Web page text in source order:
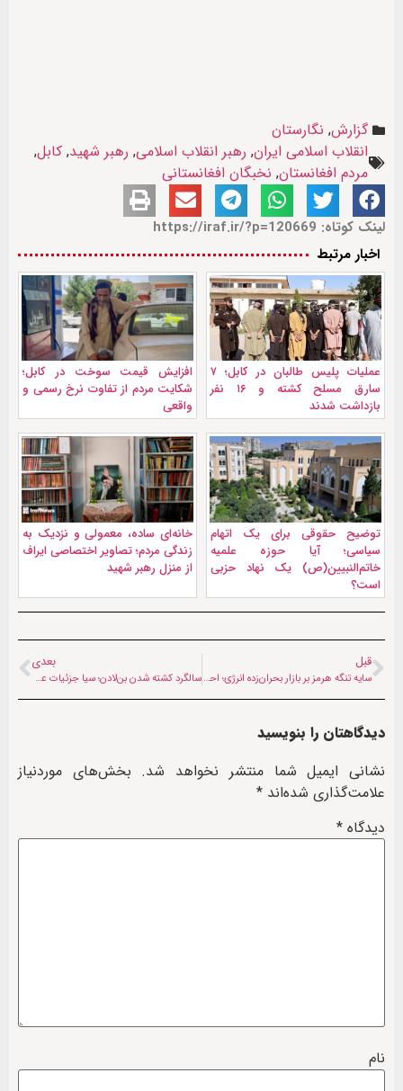
گزارش, نگارستان
انقلاب اسلامی ایران, رهبر انقلاب اسلامی, رهبر شهید, کابل,
مردم افغانستان, نخبگان افغانستانی
لینک کوتاه: https://iraf.ir/?p=120669
اخبار مرتبط
عملیات پلیس طالبان در کابل؛ ۷
سارق مسلح کشته و ۱۶ نفر
بازداشت شدند
افزایش قیمت سوخت در کابل؛
شکایت مردم از تفاوت نرخ رسمی و
واقعی
توضیح حقوقی برای یک اتهام
سیاسی؛ آیا حوزه علمیه
خاتم‌النبیین(ص) یک نهاد حزبی
است؟
خانه‌ای ساده، معمولی و نزدیک به
زندگی مردم؛ تصاویر اختصاصی ایراف
از منزل رهبر شهید
قبل
سایه تنگه هرمز بر بازار بحران‌زده انرژی؛ احتمال جهش قیمت نفت تا ۲۰۰ دلار
بعدی
سالگرد کشته شدن بن‌‌لادن؛ سیا جزئیات عملیات ادعایی آمریکا را منتشر کرد
دیدگاهتان را بنویسید
نشانی ایمیل شما منتشر نخواهد شد. بخش‌های موردنیاز
علامت‌گذاری شده‌اند *
دیدگاه *
نام